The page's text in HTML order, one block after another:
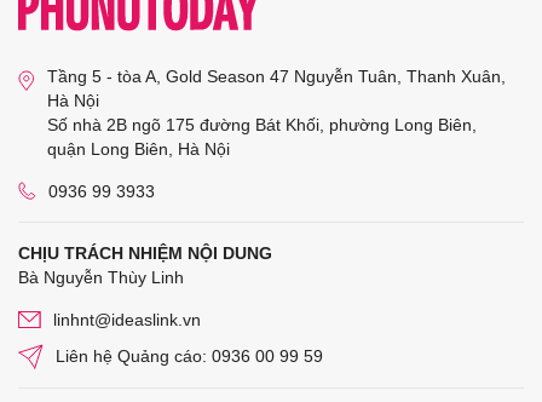
Tầng 5 - tòa A, Gold Season 47 Nguyễn Tuân, Thanh Xuân,
Hà Nội
Số nhà 2B ngõ 175 đường Bát Khối, phường Long Biên,
quận Long Biên, Hà Nội
0936 99 3933
CHỊU TRÁCH NHIỆM NỘI DUNG
Bà Nguyễn Thùy Linh
linhnt@ideaslink.vn
Liên hệ Quảng cáo: 0936 00 99 59